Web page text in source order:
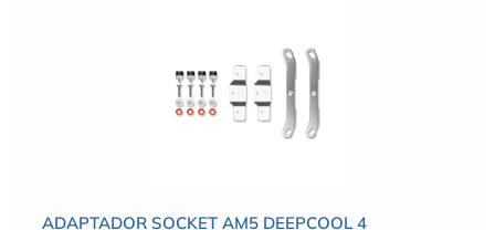
ADAPTADOR SOCKET AM5 DEEPCOOL 4